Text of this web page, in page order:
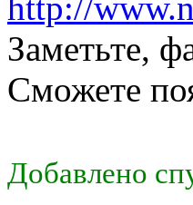
Заметьте,
Сможете
Добавлено